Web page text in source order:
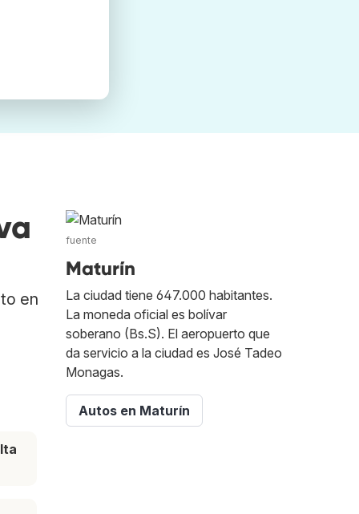
en
fuente
Maturín
La ciudad tiene 647.000 habitantes.
La moneda oficial es bolívar
soberano (Bs.S). El aeropuerto que
da servicio a la ciudad es José Tadeo
Monagas.
Autos en Maturín